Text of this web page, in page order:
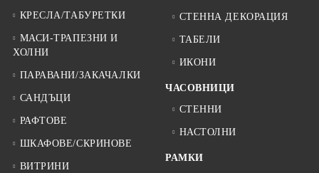
КРЕСЛА/ТАБУРЕТКИ
МАСИ-ТРАПЕЗНИ И
ХОЛНИ
ПАРАВАНИ/ЗАКАЧАЛКИ
САНДЪЦИ
РАФТОВЕ
ШКАФОВЕ/СКРИНОВЕ
ВИТРИНИ
СТЕННА ДЕКОРАЦИЯ
ТАБЕЛИ
ИКОНИ
ЧАСОВНИЦИ
СТЕННИ
НАСТОЛНИ
РАМКИ